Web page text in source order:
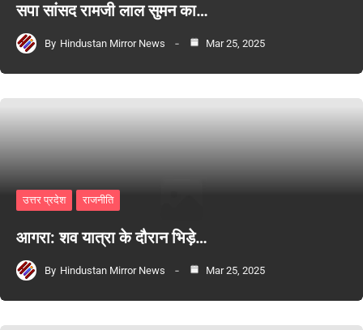
सपा सांसद रामजी लाल सुमन का…
By Hindustan Mirror News Mar 25, 2025
उत्तर प्रदेश राजनीति
आगरा: शव यात्रा के दौरान भिड़े…
By Hindustan Mirror News Mar 25, 2025